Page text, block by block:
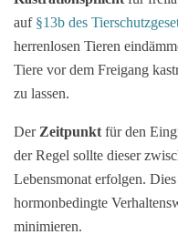
auf §13b des
herrenlosen Tieren
Tiere vor dem Freigang
zu lassen.
DerZeitpunktfür den
der Regel sollte dieser
Lebensmonat erfolgen.
hormonbedingte
minimieren.